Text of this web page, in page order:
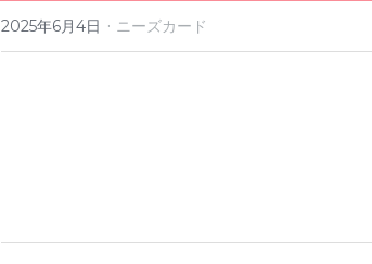
2025年6月4日 · ニーズカード